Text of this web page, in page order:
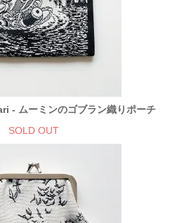
- ムーミンのゴブラン織りポーチ
SOLD OUT